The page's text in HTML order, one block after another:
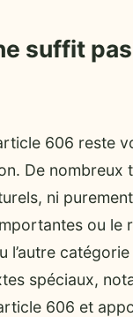
suffit
606 reste
De nombreux
ni
ou le
l’autre
spéciaux,
606 et